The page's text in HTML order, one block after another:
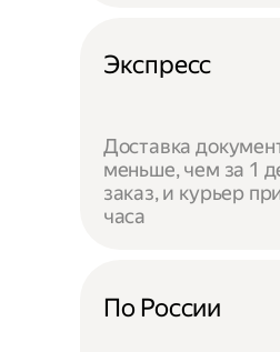
Экспресс
Доставка
меньше, чем за 1
заказ, и курьер
часа
По России